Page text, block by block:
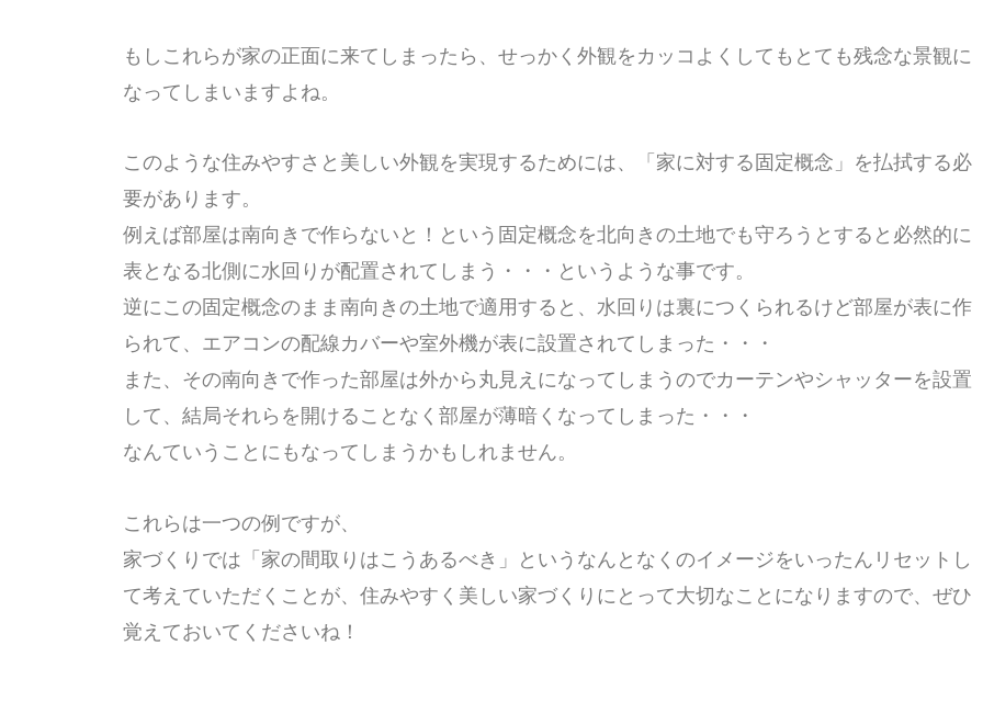
もしこれらが家の正面に来てしまったら、せっかく外観をカッコよくしてもとても残念な景観に
なってしまいますよね。
このような住みやすさと美しい外観を実現するためには、「家に対する固定概念」を払拭する必
要があります。
例えば部屋は南向きで作らないと！という固定概念を北向きの土地でも守ろうとすると必然的に
表となる北側に水回りが配置されてしまう・・・というような事です。
逆にこの固定概念のまま南向きの土地で適用すると、水回りは裏につくられるけど部屋が表に作
られて、エアコンの配線カバーや室外機が表に設置されてしまった・・・
また、その南向きで作った部屋は外から丸見えになってしまうのでカーテンやシャッターを設置
して、結局それらを開けることなく部屋が薄暗くなってしまった・・・
なんていうことにもなってしまうかもしれません。
これらは一つの例ですが、
家づくりでは「家の間取りはこうあるべき」というなんとなくのイメージをいったんリセットし
て考えていただくことが、住みやすく美しい家づくりにとって大切なことになりますので、ぜひ
覚えておいてくださいね！